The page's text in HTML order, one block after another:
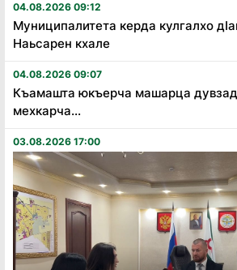
04.08.2026 09:12
Муниципалитета керда кулгалхо
Наьсарен кхале
04.08.2026 09:07
Къамашта юкъерча машарца
мехкарча...
03.08.2026 17:00